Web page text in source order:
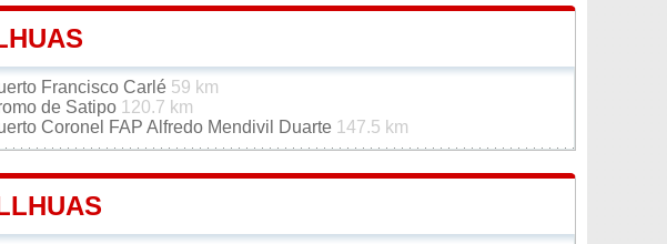
Francisco Carlé 59 km
de Satipo 120.7 km
Coronel FAP Alfredo Mendivil Duarte 147.5 km